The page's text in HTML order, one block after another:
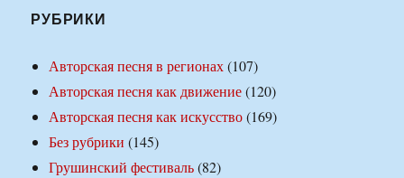
РУБРИКИ
Авторская песня в регионах(107)
Авторская песня как движение(120)
Авторская песня как искусство(169)
Без рубрики (145)
Грушинский фестиваль(82)